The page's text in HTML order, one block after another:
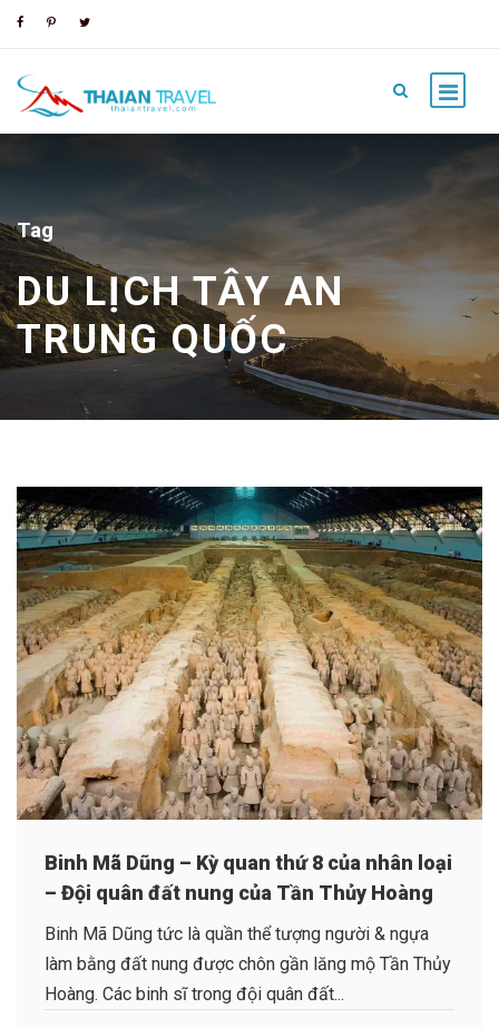
Tag
DU LỊCH TÂY AN
TRUNG QUỐC
Binh Mã Dũng – Kỳ quan thứ 8 của nhân loại
– Đội quân đất nung của Tần Thủy Hoàng
Binh Mã Dũng tức là quần thể tượng người & ngựa
làm bằng đất nung được chôn gần lăng mộ Tần Thủy
Hoàng. Các binh sĩ trong đội quân đất...